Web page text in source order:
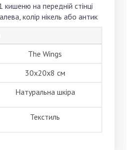
кишеню на передній стінці
колір нікель або антик
The Wings
30х20х8 см
Натуральна шкіра
Текстиль